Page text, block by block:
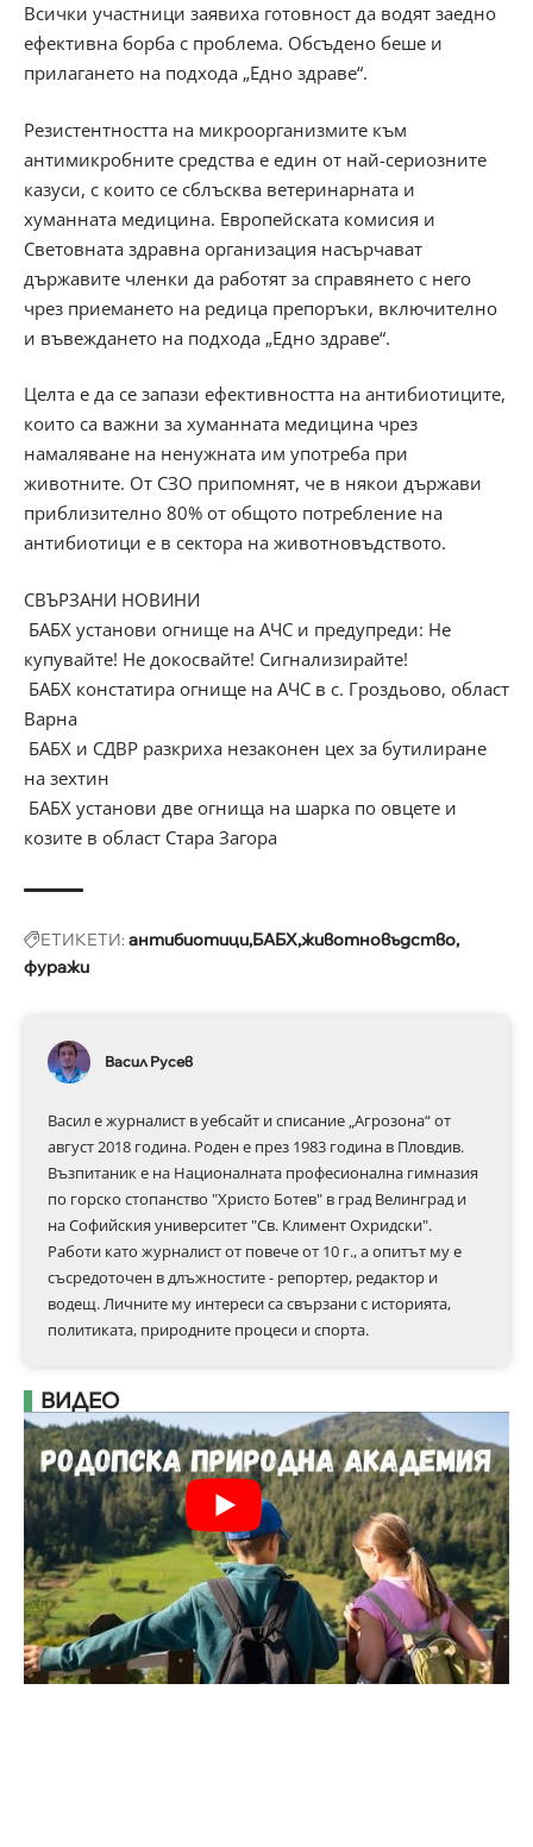
Всички участници заявиха готовност да водят заедно
ефективна борба с проблема. Обсъдено беше и
прилагането на подхода „Едно здраве“.
Резистентността на микроорганизмите към
антимикробните средства е един от най-сериозните
казуси, с които се сблъсква ветеринарната и
хуманната медицина. Европейската комисия и
Световната здравна организация насърчават
държавите членки да работят за справянето с него
чрез приемането на редица препоръки, включително
и въвеждането на подхода „Едно здраве“.
Целта е да се запази ефективността на антибиотиците,
които са важни за хуманната медицина чрез
намаляване на ненужната им употреба при
животните. От СЗО припомнят, че в някои държави
приблизително 80% от общото потребление на
антибиотици е в сектора на животновъдството.
СВЪРЗАНИ НОВИНИ
БАБХ установи огнище на АЧС и предупреди: Не
купувайте! Не докосвайте! Сигнализирайте!
БАБХ констатира огнище на АЧС в с. Гроздьово, област
Варна
БАБХ и СДВР разкриха незаконен цех за бутилиране
на зехтин
БАБХ установи две огнища на шарка по овцете и
козите в област Стара Загора
ЕТИКЕТИ:антибиотици БАБХживотновъдство
фуражи
Васил Русев
Васил е журналист в уебсайт и списание „Агрозона“ от
август 2018 година. Роден е през 1983 година в Пловдив.
Възпитаник е на Националната професионална гимназия
по горско стопанство "Христо Ботев" в град Велинград и
на Софийския университет "Св. Климент Охридски".
Работи като журналист от повече от 10 г., а опитът му е
съсредоточен в длъжностите - репортер, редактор и
водещ. Личните му интереси са свързани с историята,
политиката, природните процеси и спорта.
ВИДЕО